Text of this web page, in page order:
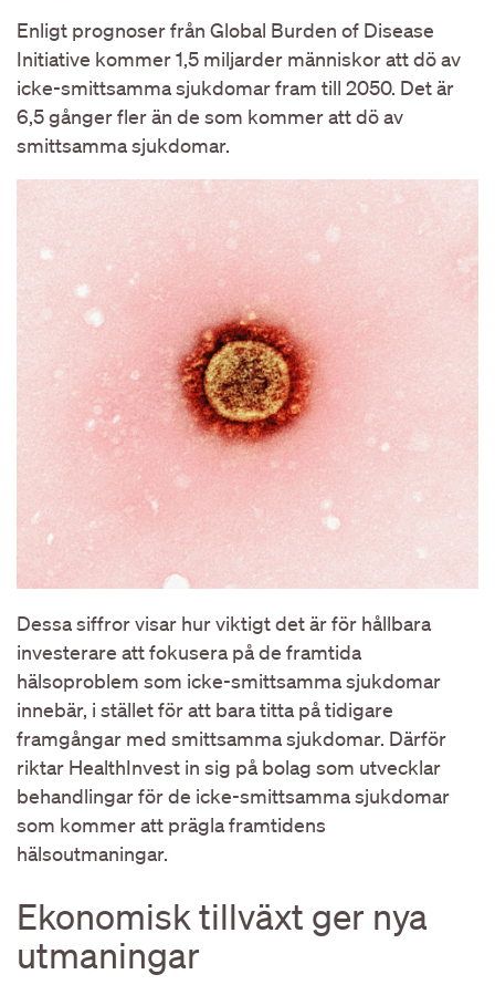
Enligt prognoser från Global Burden of Disease
Initiative kommer 1,5 miljarder människor att dö av
icke-smittsamma sjukdomar fram till 2050. Det är
6,5 gånger fler än de som kommer att dö av
smittsamma sjukdomar.
Dessa siffror visar hur viktigt det är för hållbara
investerare att fokusera på de framtida
hälsoproblem som icke-smittsamma sjukdomar
innebär, i stället för att bara titta på tidigare
framgångar med smittsamma sjukdomar. Därför
riktar HealthInvest in sig på bolag som utvecklar
behandlingar för de icke-smittsamma sjukdomar
som kommer att prägla framtidens
hälsoutmaningar.
Ekonomisk tillväxt ger nya
utmaningar